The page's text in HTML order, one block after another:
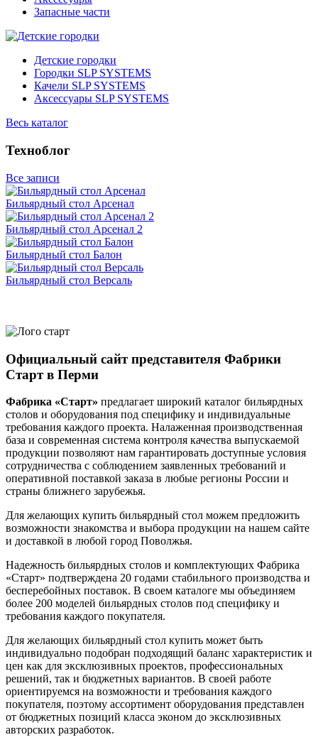
Запасные части
Детские городки
Городки SLP SYSTEMS
Качели SLP SYSTEMS
Аксессуары SLP SYSTEMS
Весь каталог
Техноблог
Все записи
Бильярдный стол Арсенал
Бильярдный стол Арсенал 2
Бильярдный стол Балон
Бильярдный стол Версаль
Официальный сайт представителя Фабрики
Старт в Перми
Фабрика «Старт» предлагает широкий каталог бильярдных
столов и оборудования под специфику и индивидуальные
требования каждого проекта. Налаженная производственная
база и современная система контроля качества выпускаемой
продукции позволяют нам гарантировать доступные условия
сотрудничества с соблюдением заявленных требований и
оперативной поставкой заказа в любые регионы России и
страны ближнего зарубежья.
Для желающих купить бильярдный стол можем предложить
возможности знакомства и выбора продукции на нашем сайте
и доставкой в любой город Поволжья.
Надежность бильярдных столов и комплектующих Фабрика
«Старт» подтверждена 20 годами стабильного производства и
бесперебойных поставок. В своем каталоге мы объединяем
более 200 моделей бильярдных столов под специфику и
требования каждого покупателя.
Для желающих бильярдный стол купить может быть
индивидуально подобран подходящий баланс характеристик и
цен как для эксклюзивных проектов, профессиональных
решений, так и бюджетных вариантов. В своей работе
ориентируемся на возможности и требования каждого
покупателя, поэтому ассортимент оборудования представлен
от бюджетных позиций класса эконом до эксклюзивных
авторских разработок.